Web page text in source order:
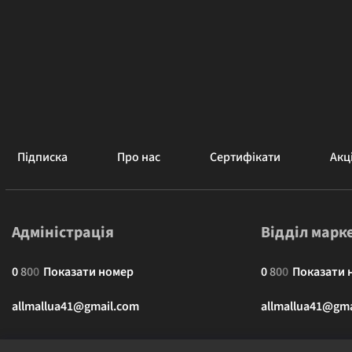
Підписка Про нас Сертифікати
Адміністрація
0800 Показати номер
allmallua41@gmail.com
Відділ
0800 Показати